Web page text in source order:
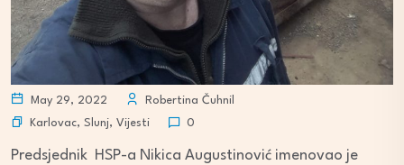
May 29, 2022
Robertina Čuhnil
Karlovac, Slunj, Vijesti 0
Predsjednik HSP-a Nikica Augustinović imenovao je